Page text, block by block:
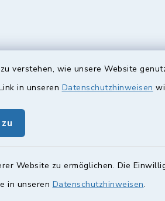
verstehen, wie unsere Website
in unseren Datenschutzhinweisen
Website zu ermöglichen. Die
in unseren Datenschutzhinweisen.
Vereinbarung statt.
finden Sie hier.